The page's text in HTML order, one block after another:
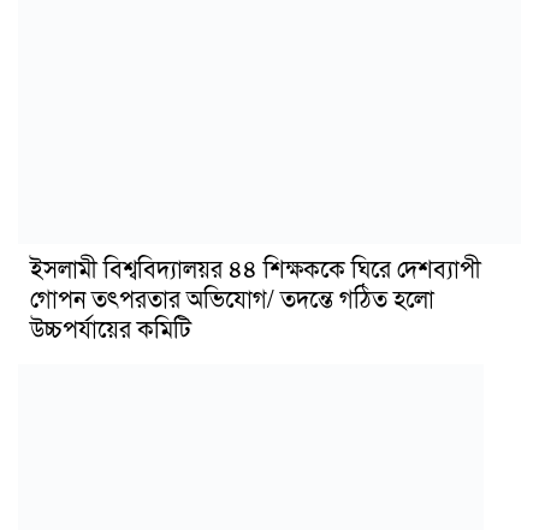
ইসলামী বিশ্ববিদ্যালয়র ৪৪ শিক্ষককে ঘিরে দেশব্যাপী
গোপন তৎপরতার অভিযোগ/ তদন্তে গঠিত হলো
উচ্চপর্যায়ের কমিটি